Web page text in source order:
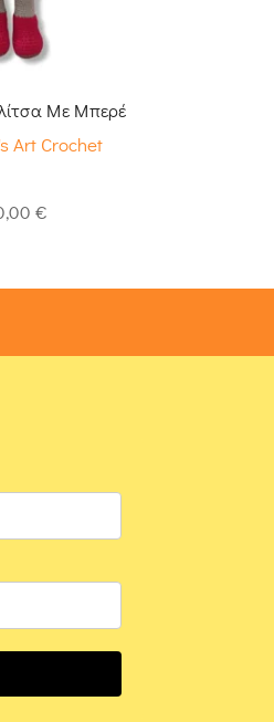
Με Μπερέ
Art Crochet
€